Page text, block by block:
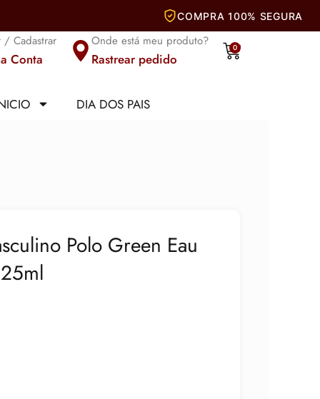
/ Cadastrar
Conta
Onde está meu produto?
Rastrear pedido
0
Carrinho
DIA DOS PAIS
Polo Green Eau